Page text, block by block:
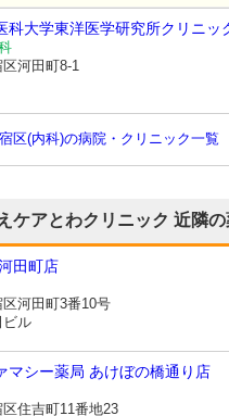
科大学東洋医学研究所クリニッ
区河田町8-1
区(内科)の病院・クリニック一覧
ケアとわクリニック 近隣
田町店
区河田町3番10号
ビル
マシー薬局 あけぼの橋通り店
区住吉町11番地23